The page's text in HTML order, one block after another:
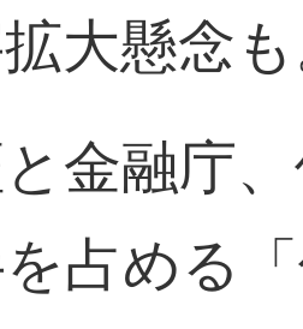
大懸念
と金融庁
占める